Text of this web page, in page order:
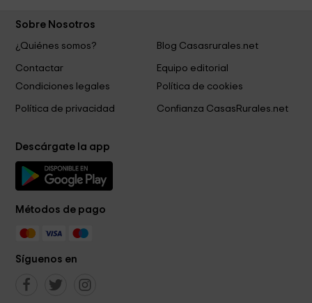
Sobre Nosotros
¿Quiénes somos?
Blog Casasrurales.net
Contactar
Equipo editorial
Condiciones legales
Política de cookies
Política de privacidad Confianza CasasRurales.net
Descárgate la app
Métodos de pago
Síguenos en